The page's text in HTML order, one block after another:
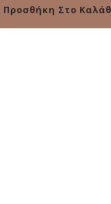
από 5
Προσθήκη Στο